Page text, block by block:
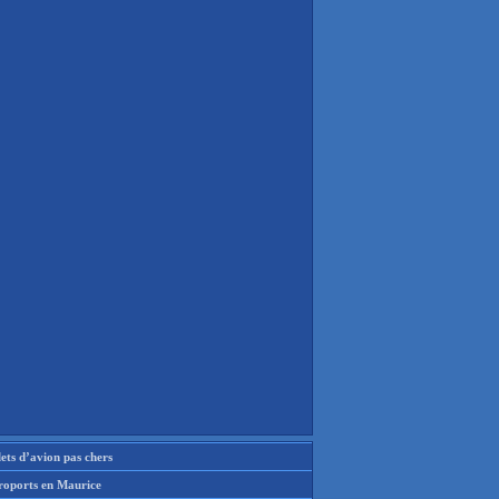
d’avion pas chers
en Maurice